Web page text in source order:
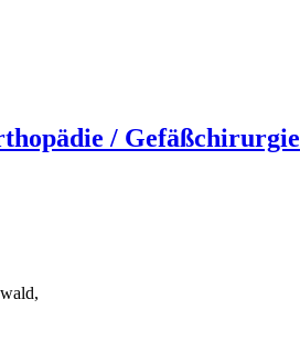
/ Gefäßchirurgie